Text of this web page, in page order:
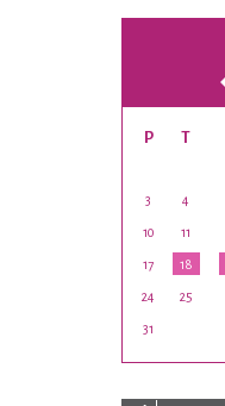
P T
3 4
10 11
17 18
24 25
31